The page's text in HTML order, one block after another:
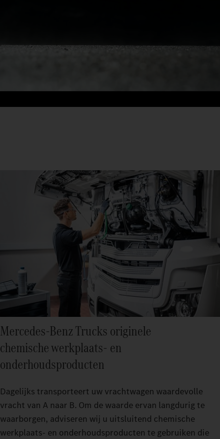
Mercedes‑Benz Trucks originele
chemische werkplaats‑ en
onderhoudsproducten
Dagelijks transporteert uw vrachtwagen waardevolle
vracht van A naar B. Om de waarde ervan langdurig te
waarborgen, adviseren wij u uitsluitend chemische
werkplaats‑ en onderhoudsproducten te gebruiken die